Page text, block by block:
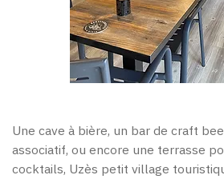
Une cave à bière, un bar de craft
associatif, ou encore une terrasse
cocktails, Uzès petit village